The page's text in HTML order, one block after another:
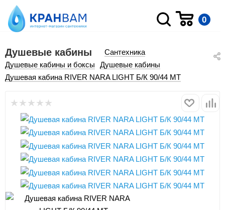
0
Душевые кабины
Сантехника
Душевые кабины и боксы
Душевые кабины
Душевая кабина RIVER NARA LIGHT Б/К 90/44 МТ